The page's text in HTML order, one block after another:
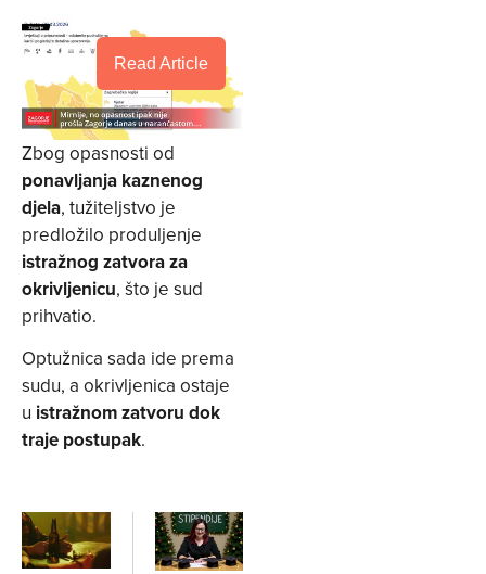
Read Article
Zbog opasnosti od
ponavljanja kaznenog
djela, tužiteljstvo je
predložilo produljenje
istražnog zatvora za
okrivljenicu, što je sud
prihvatio.
Optužnica sada ide prema
sudu, a okrivljenica ostaje
u istražnom zatvoru dok
traje postupak.